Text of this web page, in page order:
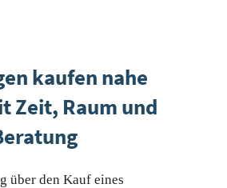
kaufen nahe
Zeit, Raum und
über den Kauf eines